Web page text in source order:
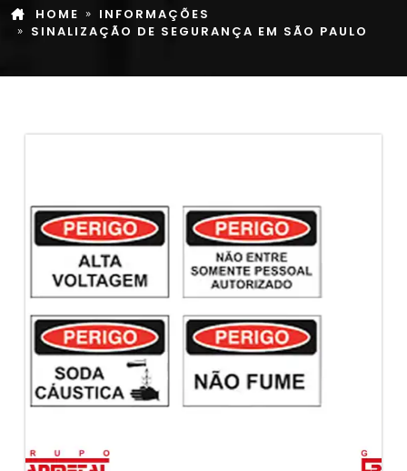
HOME
INFORMAÇÕES
SINALIZAÇÃO DE SEGURANÇA EM SÃO PAULO